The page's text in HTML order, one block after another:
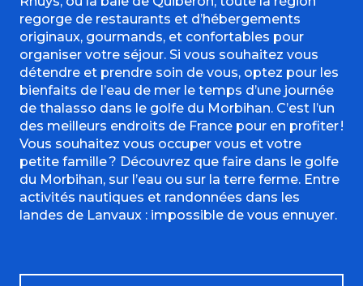
regorge de restaurants et d’hébergements
originaux, gourmands, et confortables pour
organiser votre séjour. Si vous souhaitez vous
détendre et prendre soin de vous, optez pour les
bienfaits de l’eau de mer le temps d’une journée
de thalasso dans le golfe du Morbihan. C’est l’un
des meilleurs endroits de France pour en profiter !
Vous souhaitez vous occuper vous et votre
petite famille ? Découvrez que faire dans le golfe
du Morbihan, sur l’eau ou sur la terre ferme. Entre
activités nautiques et randonnées dans les
landes de Lanvaux : impossible de vous ennuyer.